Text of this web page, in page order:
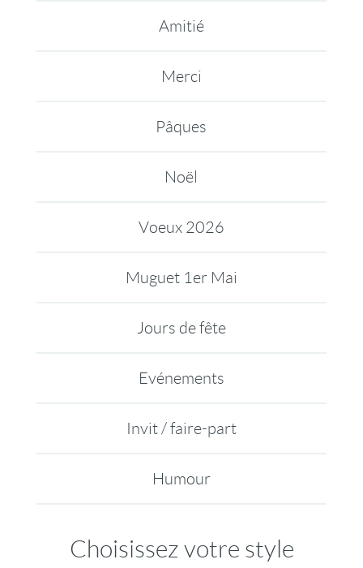
Amitié
Merci
Pâques
Noël
Voeux 2026
Muguet 1er Mai
Jours de fête
Evénements
Invit / faire-part
Humour
Choisissez votre style